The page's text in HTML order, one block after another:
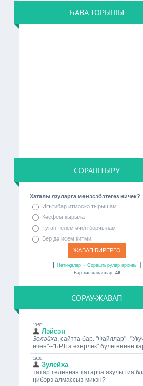
ҺАВА ТОРЫШЫ
СОРАШТЫРУ
Хаталы язуларга мөнәсәбәтегез ничек?
Игътибар итмәскә тырышам
Кәефем кырыла
Туган телем өчен борчылам
Бер дә исем китми
[ Нәтиҗәләр· Сораштырулар архивы]
Барлык җаваплар: 48
СОРАУ-ҖАВАП